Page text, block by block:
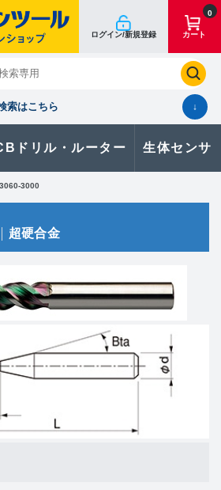
ログイン/新規登録
0
カート
索はこちら ↓
ドリル・ルーター 生体センサ
クイックオーダー 購入履歴
るお問い合わせはこちら
カタログ一覧
3000
超硬合金
寸法単位 [mm]
寸法単位 [mm]